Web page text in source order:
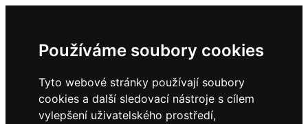
Používáme soubory cookies
Tyto webové stránky používají soubory
cookies a další sledovací nástroje s cílem
vylepšení uživatelského prostředí,